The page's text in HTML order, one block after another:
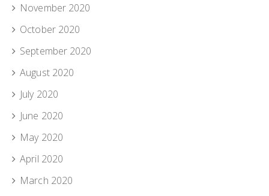
November 2020
October 2020
September 2020
August 2020
July 2020
June 2020
May 2020
April 2020
March 2020